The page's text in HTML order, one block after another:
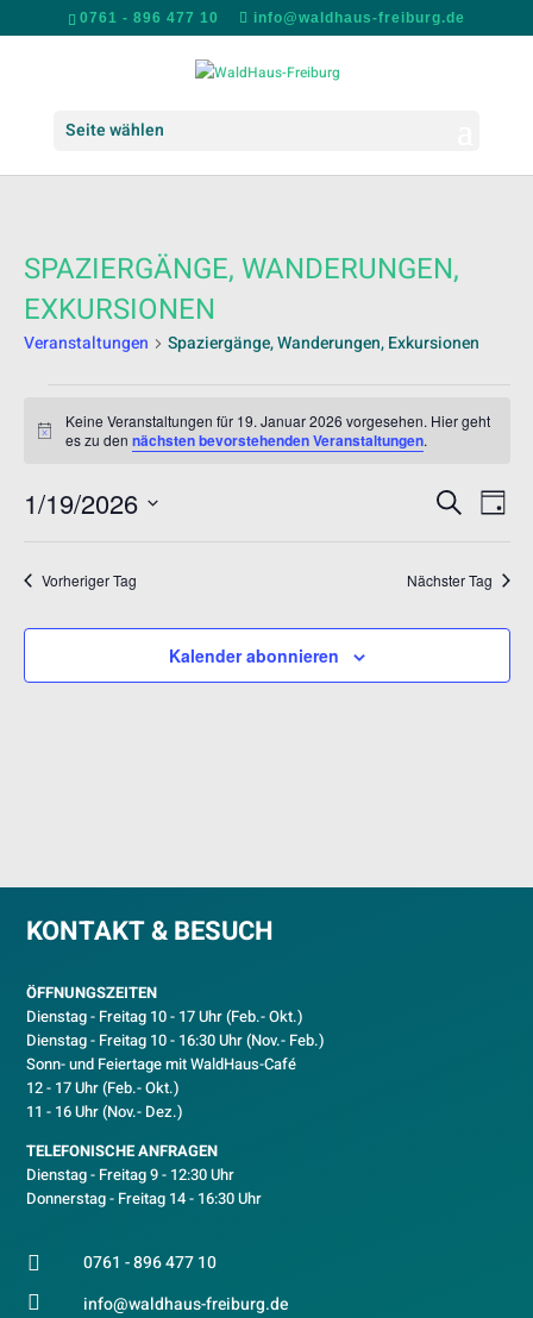
0761 - 896 477 10 info@waldhaus-freiburg.de
Seite wählen
SPAZIERGÄNGE, WANDERUNGEN,
EXKURSIONEN
Veranstaltungen Spaziergänge, Wanderungen, Exkursionen
FÜR
JANUAR
2026
Hinweis
Keine Veranstaltungen für 19. Januar 2026 vorgesehen. Hier geht
es zu dennächsten bevorstehenden Veranstaltungen.
SUCHE
SucheTag
1/19/2026
Vorheriger Tag Nächster Tag
Kalender abonnieren
KONTAKT & BESUCH
ÖFFNUNGSZEITEN
Dienstag - Freitag 10 - 17 Uhr (Feb.- Okt.)
Dienstag - Freitag 10 - 16:30 Uhr (Nov.- Feb.)
Sonn- und Feiertage mit WaldHaus-Café
12 - 17 Uhr (Feb.- Okt.)
11 - 16 Uhr (Nov.- Dez.)
TELEFONISCHE ANFRAGEN
Dienstag - Freitag 9 - 12:30 Uhr
Donnerstag - Freitag 14 - 16:30 Uhr
 0761 - 896 477 10
 info@waldhaus-freiburg.de